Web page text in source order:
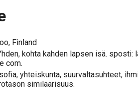
Finland
kohta kahden lapsen isä. sposti:
com.
yhteiskunta, suurvaltasuhteet,
similaarisuus.